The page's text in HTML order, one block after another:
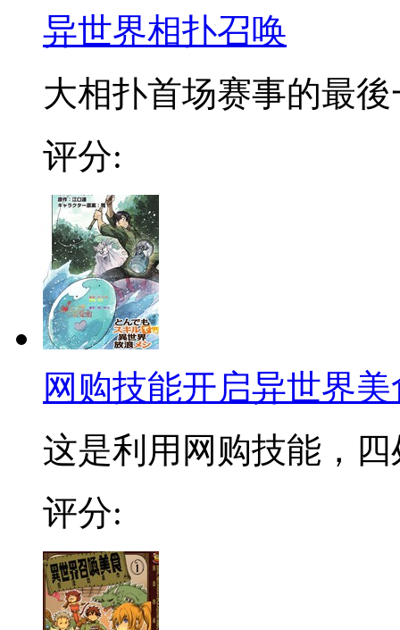
异世界相扑召唤
大相扑首场赛事的最
评分:
网购技能开启异世界
这是利用网购技能，
评分: